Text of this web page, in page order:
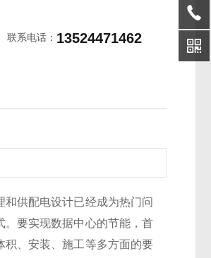
联系电话： 13524471462
供配电设计已经成为热门问
。要实现数据中心的节能，首
积、安装、施工等多方面的要